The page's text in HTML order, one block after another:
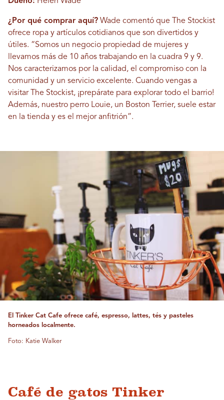
¿Por qué comprar aquí? Wade comentó que The Stockist
ofrece ropa y artículos cotidianos que son divertidos y
útiles. “Somos un negocio propiedad de mujeres y
llevamos más de 10 años trabajando en la cuadra 9 y 9.
Nos caracterizamos por la calidad, el compromiso con la
comunidad y un servicio excelente. Cuando vengas a
visitar The Stockist, ¡prepárate para explorar todo el barrio!
Además, nuestro perro Louie, un Boston Terrier, suele estar
en la tienda y es el mejor anfitrión”.
El Tinker Cat Cafe ofrece café, espresso, lattes, tés y pasteles
horneados localmente.
Foto: Katie Walker
Café de gatos Tinker